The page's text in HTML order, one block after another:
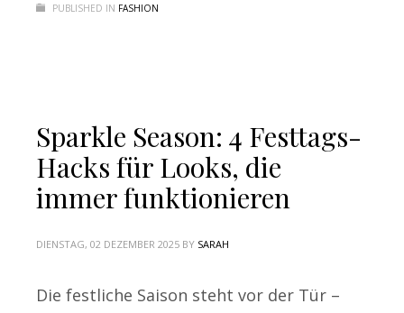
PUBLISHED IN FASHION
Sparkle Season: 4 Festtags-
Hacks für Looks, die
immer funktionieren
DIENSTAG, 02 DEZEMBER 2025 BY SARAH
Die festliche Saison steht vor der Tür –